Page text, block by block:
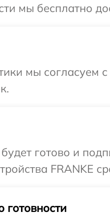
мы бесплатно
мы согласуем
будет готово и
FRANKE